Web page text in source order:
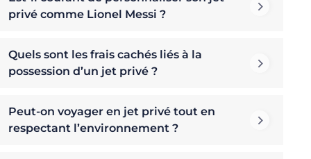
privé comme Lionel Messi ?
Quels sont les frais cachés liés à la
possession d’un jet privé ?
Peut-on voyager en jet privé tout en
respectant l’environnement ?